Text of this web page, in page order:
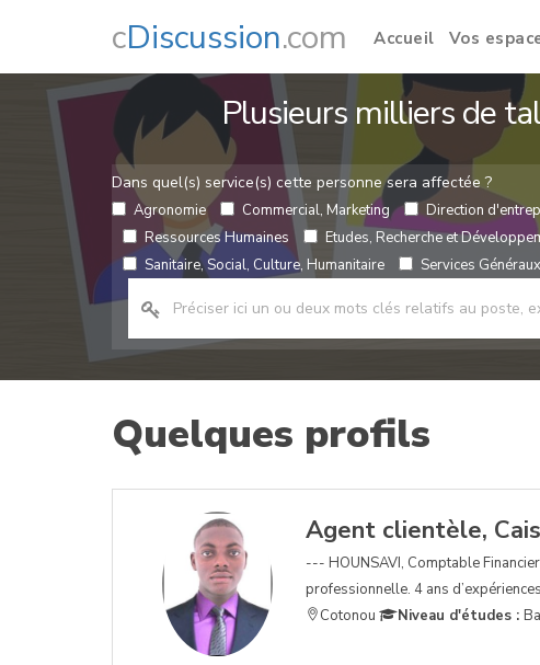
cDiscussion.com Accueil Vos
Plusieurs milliers de
Dans quel(s) service(s) cette personne sera affectée ?
Agronomie Commercial, Marketing Direction
Ressources Humaines
Etudes, Recherche et
Sanitaire, Social, Culture, Humanitaire
Services
Quelques profils
Agent clientèle,
--- HOUNSAVI, Comptable
professionnelle. 4 ans
Cotonou
Niveau d'études :